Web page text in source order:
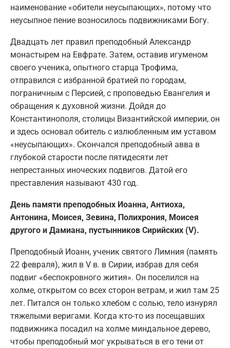
наименование «обители неусыпающих», потому что
неусыпное пение возносилось подвижниками Богу.
Двадцать лет правил преподобный Александр
монастырем на Евфрате. Затем, оставив игуменом
своего ученика, опытного старца Трофима,
отправился с избранной братией по городам,
пограничным с Персией, с проповедью Евангелия и
обращения к духовной жизни. Дойдя до
Константинополя, столицы Византийской империи, он
и здесь основал обитель с излюбленным им уставом
«неусыпающих». Скончался преподобный авва в
глубокой старости после пятидесяти лет
непрестанных иноческих подвигов. Датой его
преставления называют 430 год.
День памяти преподобных Иоанна, Антиоха,
Антонина, Моисея, Зевина, Полихрония, Моисея
другого и Дамиана, пустынников Сирийских (V).
Преподобный Иоанн, ученик святого Лимния (память
22 февраля), жил в V в. в Сирии, избрав для себя
подвиг «беспокровного жития». Он поселился на
холме, открытом со всех сторон ветрам, и жил там 25
лет. Питался он только хлебом с солью, тело изнурял
тяжелыми веригами. Когда кто-то из посещавших
подвижника посадил на холме миндальное дерево,
чтобы преподобный мог укрываться в его тени от